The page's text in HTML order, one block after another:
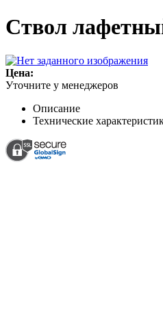
Ствол
Цена:
Уточните у менеджеров
Описание
Технические